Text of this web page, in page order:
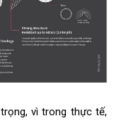
vì trong thực tế,